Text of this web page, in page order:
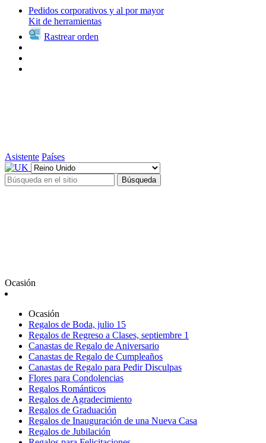
Pedidos corporativos y al por mayor
Kit de herramientas
Rastrear orden
Asistente Países
Búsqueda
Ocasión
Ocasión
Regalos de Boda, julio 15
Regalos de Regreso a Clases, septiembre 1
Canastas de Regalo de Aniversario
Canastas de Regalo de Cumpleaños
Canastas de Regalo para Pedir Disculpas
Flores para Condolencias
Regalos Románticos
Regalos de Agradecimiento
Regalos de Graduación
Regalos de Inauguración de una Nueva Casa
Regalos de Jubilación